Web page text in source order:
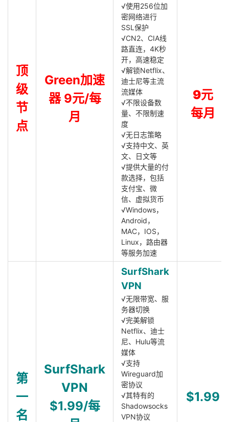
顶
级
节
点
Green加速
器 9元/每
月
√使用256位加
密网络进行
SSL保护
√CN2、CIA线
路直连，4K秒
开，高速稳定
√解锁Netflix、
迪士尼等主流
流媒体
√不限设备数
量、不限制速
度
√无日志策略
√支持中文、英
文、日文等
√提供大量的付
款选择，包括
支付宝、微
信、虚拟货币
√Windows，
Android，
MAC，IOS，
Linux，路由器
等服务加速
9元
每月
第
一
名
SurfShark
VPN
$1.99/每
SurfShark
VPN
√无限带宽、服
务器切换
√完美解锁
Netflix、迪士
尼、Hulu等流
媒体
√支持
Wireguard加
密协议
√其特有的
Shadowsocks
VPN协议
$1.99